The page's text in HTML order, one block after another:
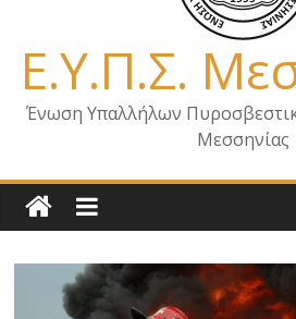
Ε.Υ.Π.Σ.
Ένωση Υπαλλήλων
Μεσσηνίας